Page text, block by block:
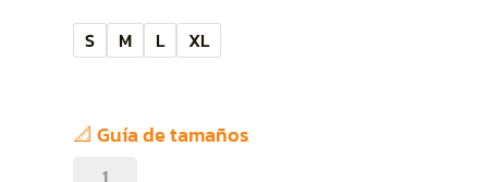
S M L XL
📐 Guía de tamaños
Cyber